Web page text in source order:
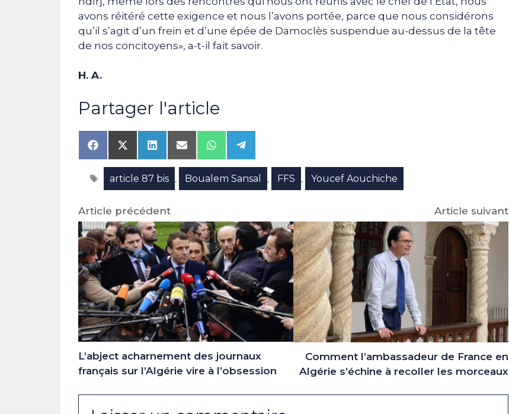
avons réitéré cette exigence et nous l’avons portée, parce que nous considérons
qu’il s’agit d’un frein et d’une épée de Damoclès suspendue au-dessus de la tête
de nos concitoyens», a-t-il fait savoir.
H. A.
Partager l'article
Share
on
Facebook
Share
on
X
(Twitter)
Share
on
LinkedIn
Share
on
Email
Share
on
WhatsApp
Share
on
Telegram
Étiquettes
article 87 bis , Boualem Sansal , FFS , Youcef Aouchiche
Article précédent
L’abject acharnement des journaux
français sur l’Algérie vire à l’obsession
Article suivant
Comment l’ambassadeur de France en
Algérie s’échine à recoller les morceaux